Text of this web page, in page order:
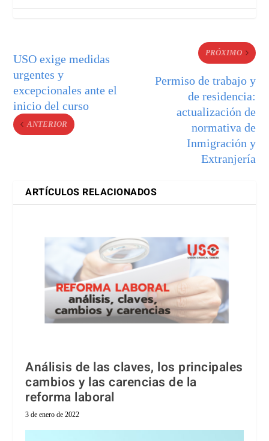
USO exige medidas
urgentes y
excepcionales ante el
inicio del curso
ANTERIOR
PRÓXIMO
Permiso de trabajo y
de residencia:
actualización de
normativa de
Inmigración y
Extranjería
ARTÍCULOS RELACIONADOS
Análisis de las claves, los principales
cambios y las carencias de la
reforma laboral
3 de enero de 2022